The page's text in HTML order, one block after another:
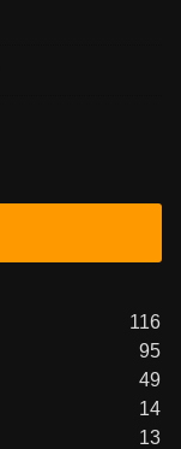
116
95
49
14
13